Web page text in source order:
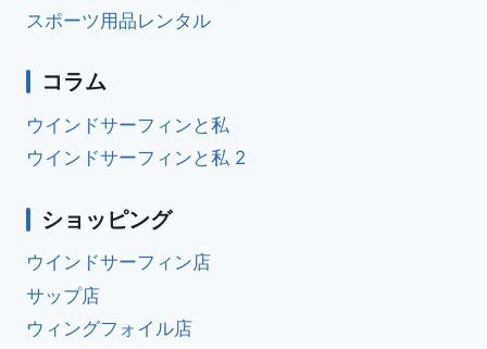
スポーツ用品レンタル
コラム
ウインドサーフィンと私
ウインドサーフィンと私 2
ショッピング
ウインドサーフィン店
サップ店
ウィングフォイル店